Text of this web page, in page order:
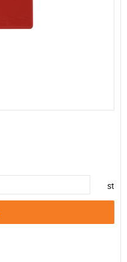
st